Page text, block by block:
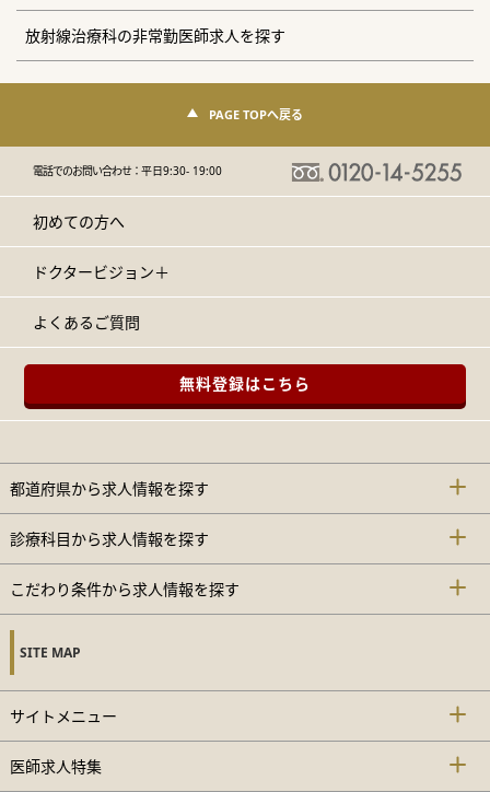
放射線治療科の非常勤医師求人を探す
PAGE TOPへ戻る
電話でのお問い合わせ：平日9:30- 19:00
初めての方へ
ドクタービジョン＋
よくあるご質問
無料登録はこちら
都道府県から求人情報を探す
診療科目から求人情報を探す
こだわり条件から求人情報を探す
SITE MAP
サイトメニュー
医師求人特集